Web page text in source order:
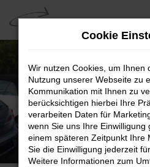
Zum
Hauptinhalt
springen
Unser Fahrzeugbestand
Entdecken Sie unsere sofort
Cookie
Wir nutzen Cookies, um Ihnen
Nutzung unserer Webseite zu
Kommunikation mit Ihnen zu
berücksichtigen hierbei Ihre
verarbeiten Daten für
wenn Sie uns Ihre Einwilligung
einem späteren Zeitpunkt Ihre
Sie die Einwilligung jederzeit
Weitere Informationen zum